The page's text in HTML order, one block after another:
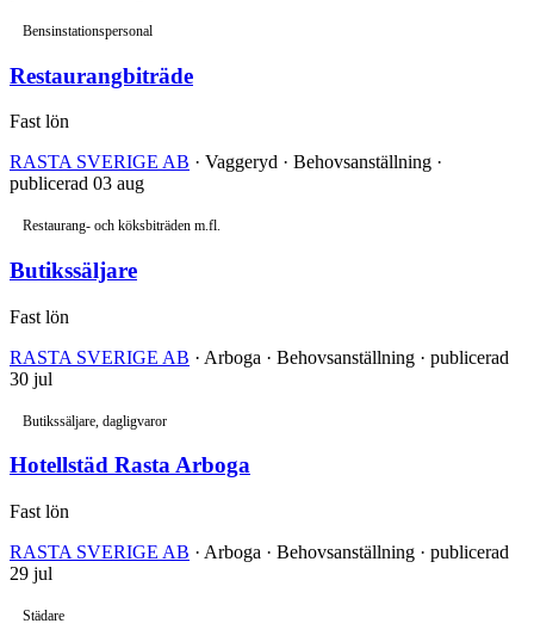
Bensinstationspersonal
Restaurangbiträde
Fast lön
RASTA SVERIGE AB · Vaggeryd · Behovsanställning ·
publicerad 03 aug
Restaurang- och köksbiträden m.fl.
Butikssäljare
Fast lön
RASTA SVERIGE AB · Arboga · Behovsanställning · publicerad
30 jul
Butikssäljare, dagligvaror
Hotellstäd Rasta Arboga
Fast lön
RASTA SVERIGE AB · Arboga · Behovsanställning · publicerad
29 jul
Städare